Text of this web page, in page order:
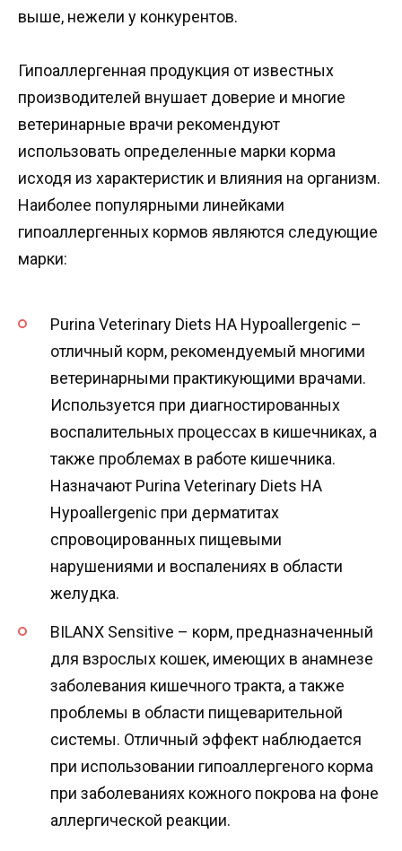
выше, нежели у конкурентов.
Гипоаллергенная продукция от известных
производителей внушает доверие и многие
ветеринарные врачи рекомендуют
использовать определенные марки корма
исходя из характеристик и влияния на организм.
Наиболее популярными линейками
гипоаллергенных кормов являются следующие
марки:
Purina Veterinary Diets HA Hypoallergenic –
отличный корм, рекомендуемый многими
ветеринарными практикующими врачами.
Используется при диагностированных
воспалительных процессах в кишечниках, а
также проблемах в работе кишечника.
Назначают Purina Veterinary Diets HA
Hypoallergenic при дерматитах
спровоцированных пищевыми
нарушениями и воспалениях в области
желудка.
BILANX Sensitive – корм, предназначенный
для взрослых кошек, имеющих в анамнезе
заболевания кишечного тракта, а также
проблемы в области пищеварительной
системы. Отличный эффект наблюдается
при использовании гипоаллергеного корма
при заболеваниях кожного покрова на фоне
аллергической реакции.